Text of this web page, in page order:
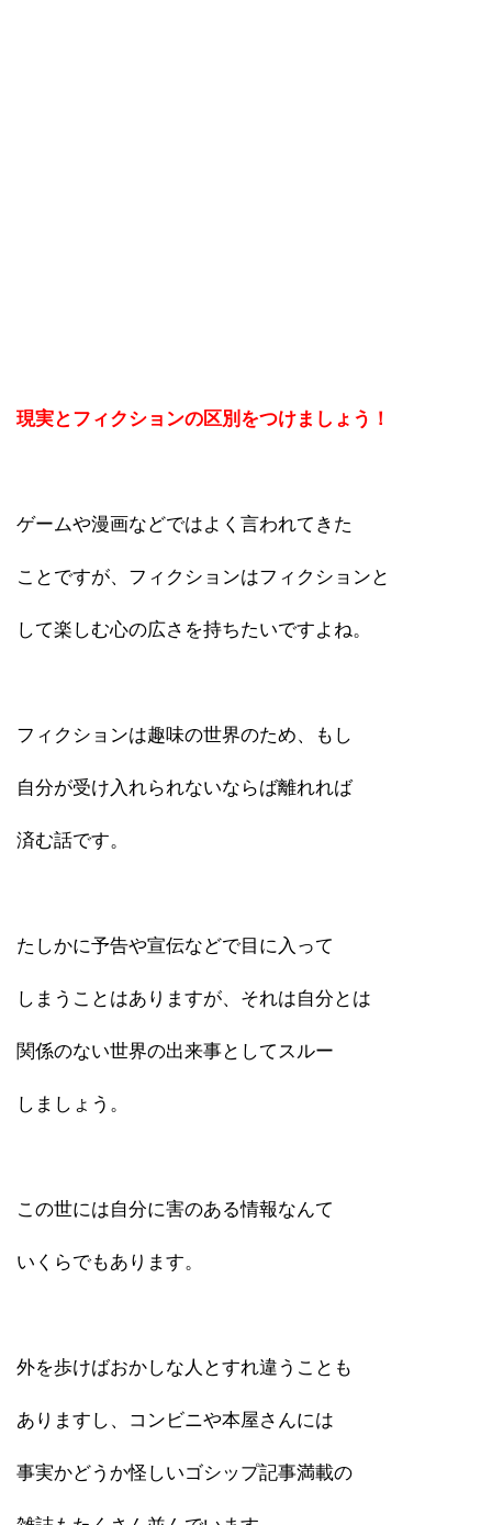
現実とフィクションの区別をつけましょう！
ゲームや漫画などではよく言われてきた
ことですが、フィクションはフィクションと
して楽しむ心の広さを持ちたいですよね。
フィクションは趣味の世界のため、もし
自分が受け入れられないならば離れれば
済む話です。
たしかに予告や宣伝などで目に入って
しまうことはありますが、それは自分とは
関係のない世界の出来事としてスルー
しましょう。
この世には自分に害のある情報なんて
いくらでもあります。
外を歩けばおかしな人とすれ違うことも
ありますし、コンビニや本屋さんには
事実かどうか怪しいゴシップ記事満載の